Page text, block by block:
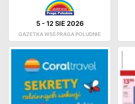
5-12 SIE 2026
GAZETKA WSS PRAGA POŁUDNIE